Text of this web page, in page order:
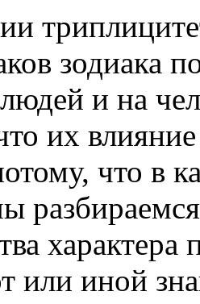
зодиака
и на
их
что в
или иной